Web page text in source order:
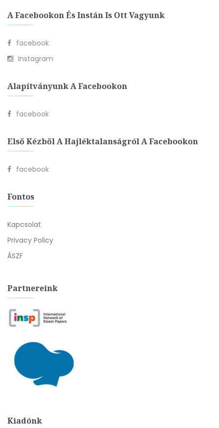
A Facebookon És Instán Is Ott Vagyunk
facebook
Instagram
Alapítványunk A Facebookon
facebook
Első Kézből A Hajléktalanságról A Facebookon
facebook
Fontos
Kapcsolat
Privacy Policy
ÁSZF
Partnereink
Kiadónk